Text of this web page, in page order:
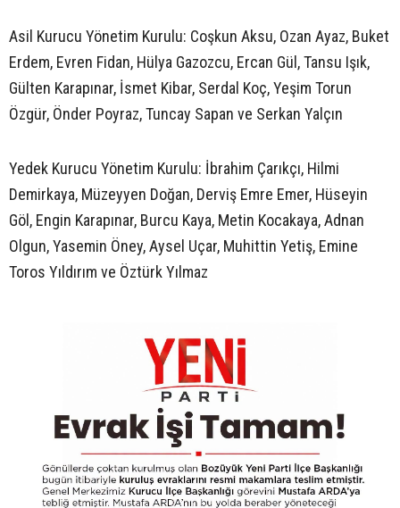
Asil Kurucu Yönetim Kurulu: Coşkun Aksu, Ozan Ayaz, Buket
Erdem, Evren Fidan, Hülya Gazozcu, Ercan Gül, Tansu Işık,
Gülten Karapınar, İsmet Kibar, Serdal Koç, Yeşim Torun
Özgür, Önder Poyraz, Tuncay Sapan ve Serkan Yalçın
Yedek Kurucu Yönetim Kurulu: İbrahim Çarıkçı, Hilmi
Demirkaya, Müzeyyen Doğan, Derviş Emre Emer, Hüseyin
Göl, Engin Karapınar, Burcu Kaya, Metin Kocakaya, Adnan
Olgun, Yasemin Öney, Aysel Uçar, Muhittin Yetiş, Emine
Toros Yıldırım ve Öztürk Yılmaz